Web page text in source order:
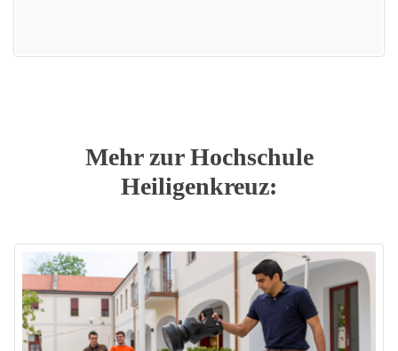
Mehr zur Hochschule
Heiligenkreuz: